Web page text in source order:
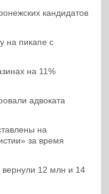
кандидатов
на пикапе с
на 11%
адвоката
на
за время
вернули 12 млн и 14